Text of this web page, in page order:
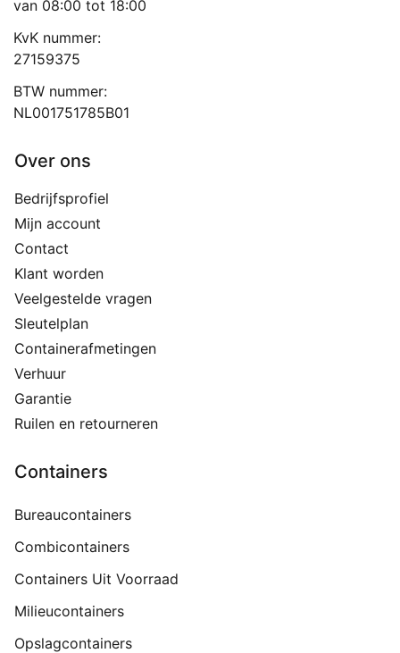
van 08:00 tot 18:00
KvK nummer:
27159375
BTW nummer:
NL001751785B01
Over ons
Bedrijfsprofiel
Mijn account
Contact
Klant worden
Veelgestelde vragen
Sleutelplan
Containerafmetingen
Verhuur
Garantie
Ruilen en retourneren
Containers
Bureaucontainers
Combicontainers
Containers Uit Voorraad
Milieucontainers
Opslagcontainers